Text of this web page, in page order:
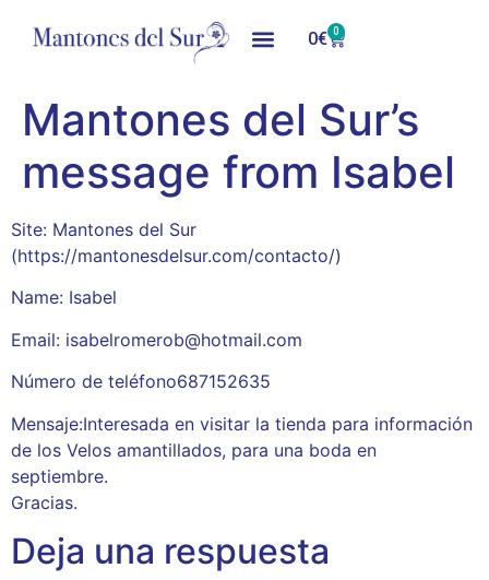
0€ 0
Mantones del Sur’s
message from Isabel
Site: Mantones del Sur
(https://mantonesdelsur.com/contacto/)
Name: Isabel
Email: isabelromerob@hotmail.com
Número de teléfono687152635
Mensaje:Interesada en visitar la tienda para información
de los Velos amantillados, para una boda en
septiembre.
Gracias.
Deja una respuesta